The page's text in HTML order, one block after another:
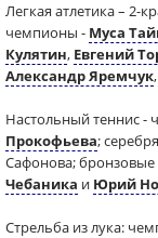
Легкая атлетика – 2-
чемпионы - Муса
Кулятин, Евгений
Александр Яремчук,
Настольный теннис -
Прокофьева;
Сафонова; бронзовые
Чебаника и Юрий
Стрельба из лука: